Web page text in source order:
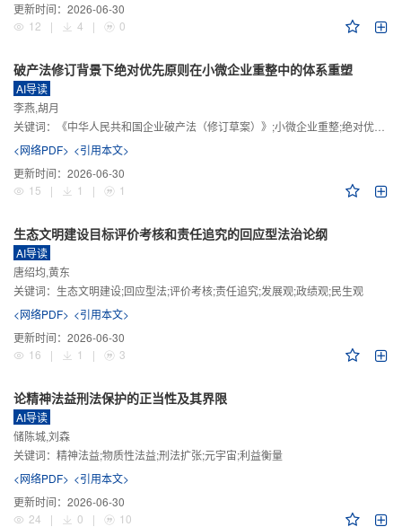
更新时间： 2026-06-30
12
| 4 | 0
破产法修订背景下绝对优先原则在小微企业重整中的体系重塑
AI导读
李燕,胡月
关键词：
《中华人民共和国企业破产法（修订草案）》;小微企业重整;绝对优先原则;股东权益保留;预期可支配收入标准
<网络PDF> <引用本文>
更新时间： 2026-06-30
15
| 1 | 1
生态文明建设目标评价考核和责任追究的回应型法治论纲
AI导读
唐绍均,黄东
关键词： 生态文明建设;回应型法;评价考核;责任追究;发展观;政绩观;民生观
<网络PDF> <引用本文>
更新时间： 2026-06-30
16
| 1 | 3
论精神法益刑法保护的正当性及其界限
AI导读
储陈城,刘森
关键词： 精神法益;物质性法益;刑法扩张;元宇宙;利益衡量
<网络PDF> <引用本文>
更新时间： 2026-06-30
24
| 0 | 10